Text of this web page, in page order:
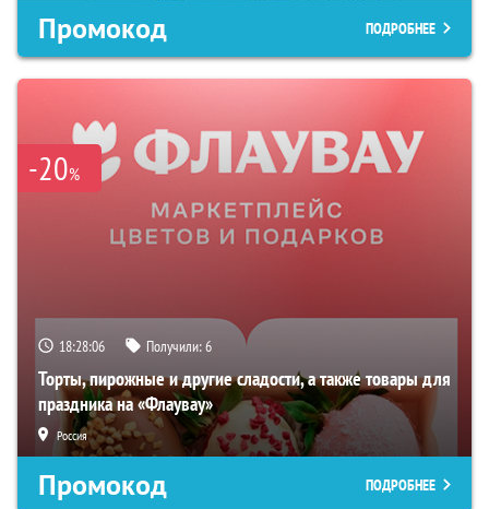
Промокод ПОДРОБНЕЕ
-20%
18:28:05 Получили:6
Торты, пирожные и другие сладости, а также товары для
праздника на «Флаувау»
Россия
Промокод ПОДРОБНЕЕ